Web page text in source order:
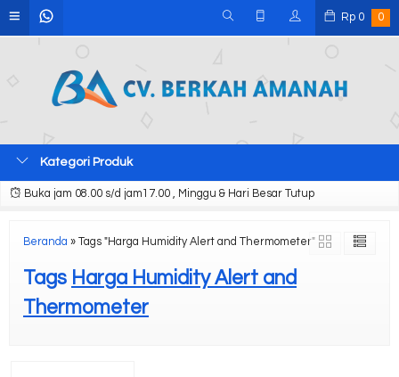
Rp 0 0
Kategori Produk
Buka jam 08.00 s/d jam17.00 , Minggu & Hari Besar Tutup
Beranda » Tags "Harga Humidity Alert and Thermometer"
Tags Harga Humidity Alert and
Thermometer